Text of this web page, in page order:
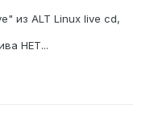
из ALT Linux live cd,
НЕТ...